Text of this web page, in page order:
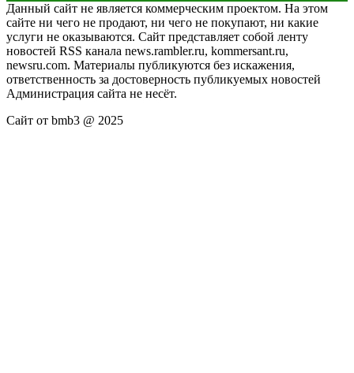
Данный сайт не является коммерческим проектом. На этом
сайте ни чего не продают, ни чего не покупают, ни какие
услуги не оказываются. Сайт представляет собой ленту
новостей RSS канала news.rambler.ru, kommersant.ru,
newsru.com. Материалы публикуются без искажения,
ответственность за достоверность публикуемых новостей
Администрация сайта не несёт.
Сайт от bmb3 @ 2025